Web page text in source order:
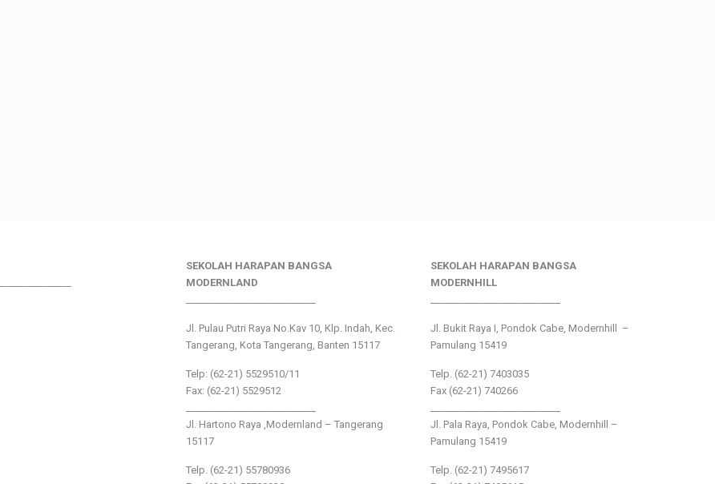
SEKOLAH HARAPAN BANGSA
MODERNLAND
Jl. Pulau Putri Raya No.Kav 10, Klp. Indah, Kec.
Tangerang, Kota Tangerang, Banten 15117
Telp: (62-21) 5529510/11
Fax: (62-21) 5529512
Jl. Hartono Raya ,Modernland – Tangerang
15117
Telp. (62-21) 55780936
SEKOLAH HARAPAN BANGSA
MODERNHILL
Jl. Bukit Raya I, Pondok Cabe, Modernhill –
Pamulang 15419
Telp. (62-21) 7403035
Fax (62-21) 740266
Jl. Pala Raya, Pondok Cabe, Modernhill –
Pamulang 15419
Telp. (62-21) 7495617